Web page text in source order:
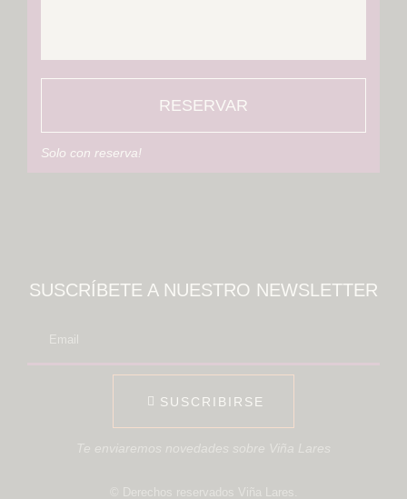
RESERVAR
Solo con reserva!
SUSCRÍBETE A NUESTRO NEWSLETTER
SUSCRIBIRSE